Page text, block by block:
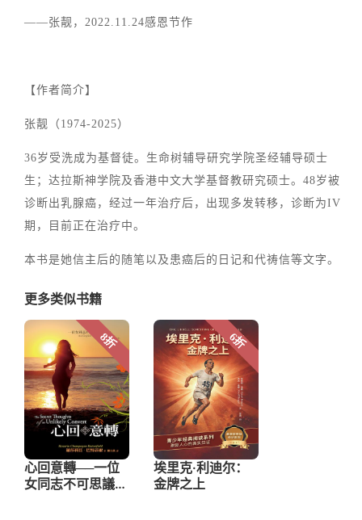
——张靓，2022.11.24感恩节作
【作者简介】
张靓（1974-2025）
36岁受洗成为基督徒。生命树辅导研究学院圣经辅导硕士
生；达拉斯神学院及香港中文大学基督教研究硕士。48岁被
诊断出乳腺癌，经过一年治疗后，出现多发转移，诊断为IV
期，目前正在治疗中。
本书是她信主后的随笔以及患癌后的日记和代祷信等文字。
更多类似书籍